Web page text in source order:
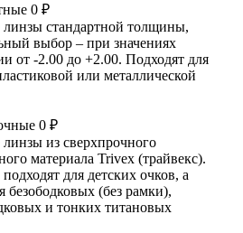
0 ₽
стандартной толщины,
выбор – при значениях
от -2.00 до +2.00. Подходят для
или металлической
0 ₽
из сверхпрочного
материала Trivex (трайвекс).
для детских очков, а
безободковых (без рамки),
и тонких титановых